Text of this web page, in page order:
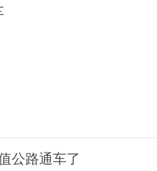
公路通车了